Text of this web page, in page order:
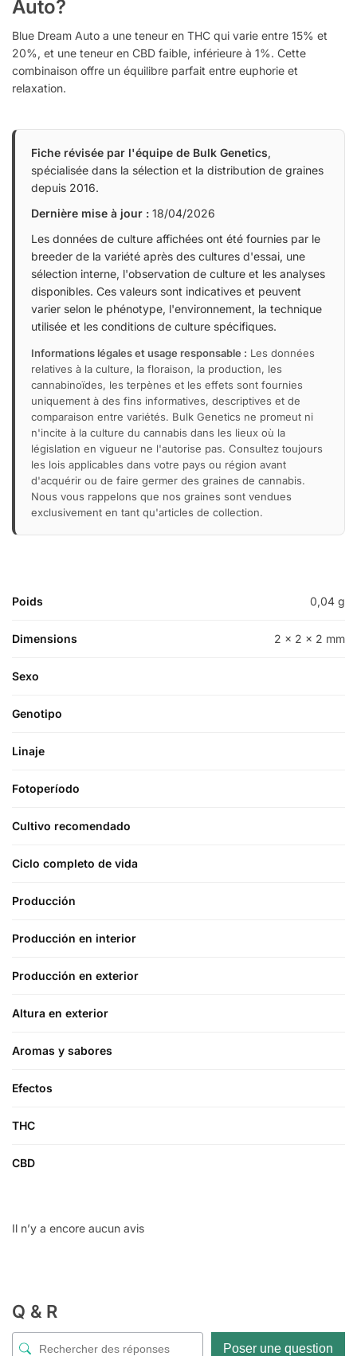
Auto?
Blue Dream Auto a une teneur en THC qui varie entre 15% et
20%, et une teneur en CBD faible, inférieure à 1%. Cette
combinaison offre un équilibre parfait entre euphorie et
relaxation.
Fiche révisée par l'équipe de Bulk Genetics,
spécialisée dans la sélection et la distribution de graines
depuis 2016.
Dernière mise à jour : 18/04/2026
Les données de culture affichées ont été fournies par le
breeder de la variété après des cultures d'essai, une
sélection interne, l'observation de culture et les analyses
disponibles. Ces valeurs sont indicatives et peuvent
varier selon le phénotype, l'environnement, la technique
utilisée et les conditions de culture spécifiques.
Informations légales et usage responsable : Les données
relatives à la culture, la floraison, la production, les
cannabinoïdes, les terpènes et les effets sont fournies
uniquement à des fins informatives, descriptives et de
comparaison entre variétés. Bulk Genetics ne promeut ni
n'incite à la culture du cannabis dans les lieux où la
législation en vigueur ne l'autorise pas. Consultez toujours
les lois applicables dans votre pays ou région avant
d'acquérir ou de faire germer des graines de cannabis.
Nous vous rappelons que nos graines sont vendues
exclusivement en tant qu'articles de collection.
Poids 0,04 g
Dimensions 2 × 2 × 2 mm
Sexo
Genotipo
Linaje
Fotoperíodo
Cultivo recomendado
Ciclo completo de vida
Producción
Producción en interior
Producción en exterior
Altura en exterior
Aromas y sabores
Efectos
THC
CBD
Il n’y a encore aucun avis
Q & R
Poser une question